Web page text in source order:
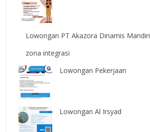
Lowongan PT Akazora Dinamis Mandiri
zona integrasi
Lowongan Pekerjaan
Lowongan Al Irsyad